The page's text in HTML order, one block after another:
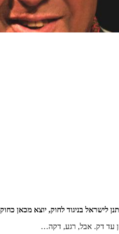
לישראל בניגוד לחוק, יוצא מכאן כחוק
עד דק. אבל, רגע, דקה…